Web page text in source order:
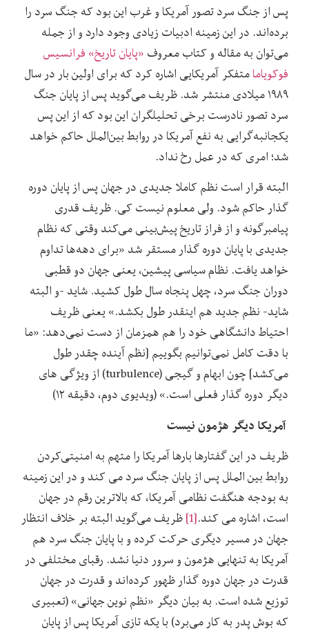
پس از جنگ سرد تصور آمریکا و غرب این بود که جنگ سرد را
برده‌اند. در این زمینه ادبیات زیادی وجود دارد و از جمله
می‌توان به مقاله و کتاب معروف «پایان تاریخ» فرانسیس
فوکویامامتفکر آمریکایی اشاره کرد که برای اولین بار در سال
۱۹۸۹ میلادی منتشر شد. ظریف می‌گوید پس از پایان جنگ
سرد تصور نادرست برخی تحلیلگران این بود که از این پس
یکجانبه‌گرایی به نفع آمریکا در روابط بین‌الملل حاکم خواهد
شد؛ امری که در عمل رخ نداد.
البته قرار است نظم کاملا جدیدی در جهان پس از پایان دوره
گذار حاکم شود. ولی معلوم نیست کی. ظریف قدری
پیامبر‌گونه و از فراز تاریخ پیش‌بینی می‌کند وقتی که نظام
جدیدی با پایان دوره گذار مستقر شد «برای دهه‌ها تداوم
خواهد یافت. نظام سیاسی پیشین، یعنی جهان دو قطبی
دوران جنگ سرد، چهل پنجاه سال طول کشید. شاید -و البته
شاید- نظم جدید هم اینقدر طول بکشد.» یعنی ظریف
احتیاط دانشگاهی خود را هم همزمان از دست نمی‌دهد: «ما
با دقت کامل نمی‌توانیم بگوییم [نظم آینده چقدر طول
می‌کشد] چون ابهام و گیجی (turbulence) از ویژگی های
دیگر دوره گذار فعلی است.» (ویدیوی دوم، دقیقه ۱۲)
آمریکا دیگر هژمون نیست
ظریف در این گفتارها بارها آمریکا را متهم به امنیتی‌کردن
روابط بین الملل پس از پایان جنگ سرد می کند و در این زمینه
به بودجه هنگفت نظامی آمریکا، که بالاترین رقم در جهان
است، اشاره می کند.[1] ظریف می‌گوید البته بر خلاف انتظار
جهان در مسیر دیگری حرکت کرده و با پایان جنگ سرد هم
آمریکا به تنهایی هژمون و سرور دنیا نشد. رقبای مختلفی در
قدرت در جهان دوره گذار ظهور کرده‌اند و قدرت در جهان
توزیع شده است. به بیان دیگر «نظم نوین جهانی» (تعبیری
که بوش پدر به کار می‌برد) با یکه تازی آمریکا پس از پایان